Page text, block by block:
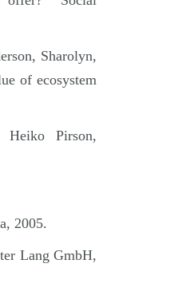
Sharolyn,
of ecosystem
Heiko Pirson,
2005.
Lang GmbH,